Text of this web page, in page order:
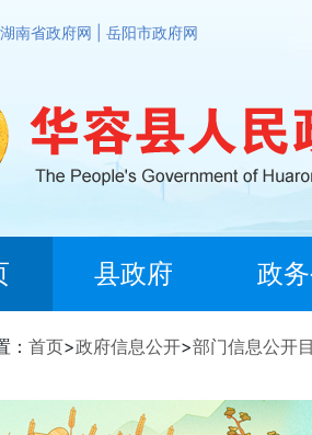
湖南省政府网 岳阳市政府网
县政府 政
： 首页>政府信息公开>部门信息公开